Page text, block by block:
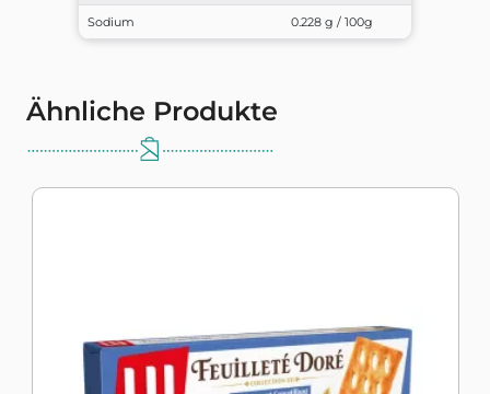
Sodium 0.228 g / 100g
Ähnliche Produkte